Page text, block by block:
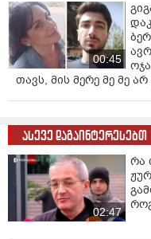
00:45
თავს, მის მერე მე მე
ასევე დაგაინტერესებთ
02:47
რა